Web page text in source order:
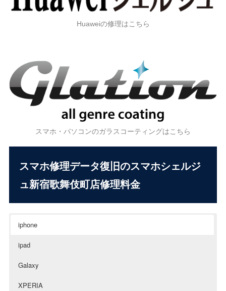
Huaweiの修理はこちら
スマホ・パソコンのガラスコーティングはこちら
スマホ修理データ復旧のスマホシェルジ
ュ新宿歌舞伎町店修理料金
iphone
ipad
Galaxy
XPERIA